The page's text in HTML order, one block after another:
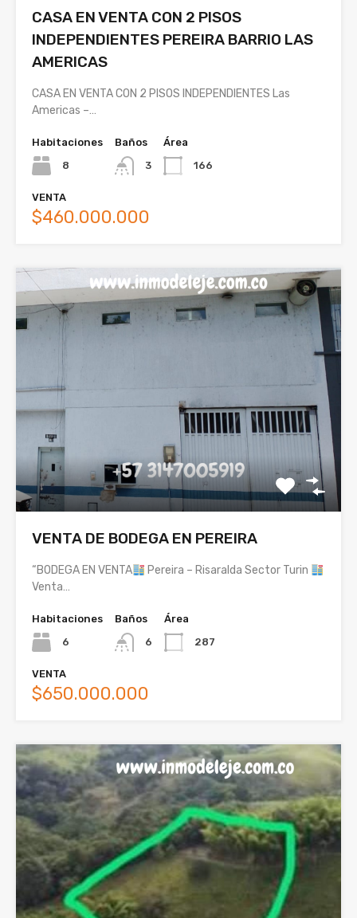
CASA EN VENTA CON 2 PISOS
INDEPENDIENTES PEREIRA BARRIO LAS
AMERICAS
CASA EN VENTA CON 2 PISOS INDEPENDIENTES Las
Americas –…
Habitaciones
8
Baños
3
Área
166
VENTA
$460.000.000
VENTA DE BODEGA EN PEREIRA
“BODEGA EN VENTA
Pereira – Risaralda Sector Turin
Venta…
Habitaciones
6
Baños
6
Área
287
VENTA
$650.000.000